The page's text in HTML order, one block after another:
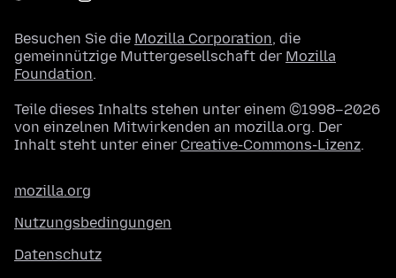
Besuchen Sie die Mozilla Corporation, die
gemeinnützige Muttergesellschaft der Mozilla
Foundation.
Teile dieses Inhalts stehen unter einem ©1998–2026
von einzelnen Mitwirkenden an mozilla.org. Der
Inhalt steht unter einer Creative-Commons-Lizenz.
mozilla.org
Nutzungsbedingungen
Datenschutz